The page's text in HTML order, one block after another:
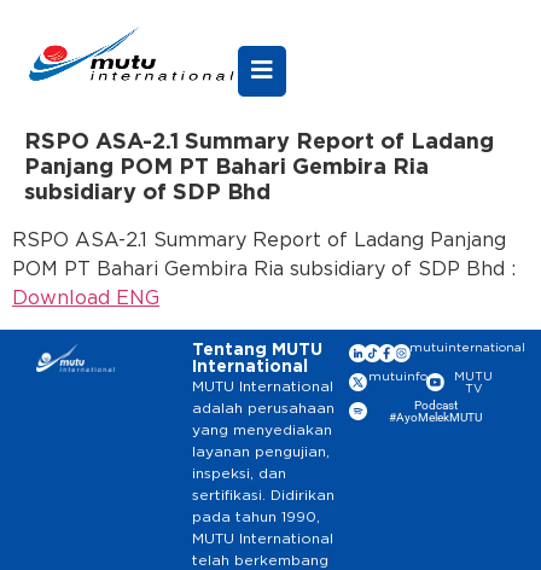
RSPO ASA-2.1 Summary Report of Ladang
Panjang POM PT Bahari Gembira Ria
subsidiary of SDP Bhd
RSPO ASA-2.1 Summary Report of Ladang Panjang
POM PT Bahari Gembira Ria subsidiary of SDP Bhd :
Download ENG
Tentang MUTU
International
MUTU International
adalah perusahaan
yang menyediakan
layanan pengujian,
inspeksi, dan
sertifikasi. Didirikan
pada tahun 1990,
MUTU International
telah berkembang
mutuinternational
mutuinfo
MUTU
TV
Podcast
#AyoMelekMUTU